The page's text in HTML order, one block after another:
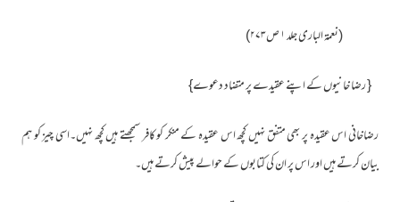
(نعمۃ الباری جلد ۱ ص۲۷۳)
{ رضا خانیوں کے اپنے عقیدے پر متضاد دعوے}
رضاخانی اس عقیدہ پر بھی متفق نہیں کچھ اس عقیدہ کے منکر کو کافر سمجھتے ہیں کچھ نہیں۔اسی چیز کو ہم
بیان کرتے ہیں اور اس پر ان کی کتابوں کے حوالے پیش کرتے ہیں۔